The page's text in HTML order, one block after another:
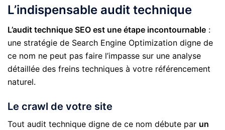
L’indispensable audit technique
L’audit technique SEO est une étape incontournable :
une stratégie de Search Engine Optimization digne de
ce nom ne peut pas faire l’impasse sur une analyse
détaillée des freins techniques à votre référencement
naturel.
Le crawl de votre site
Tout audit technique digne de ce nom débute par un